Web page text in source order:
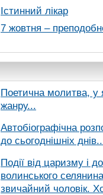
Істинний лікар
7 жовтня –
Поетична молитва, у
жанру...
Автобіографічна
до сьогоднішніх
Події від царизму і
волинського
звичайний чоловік.